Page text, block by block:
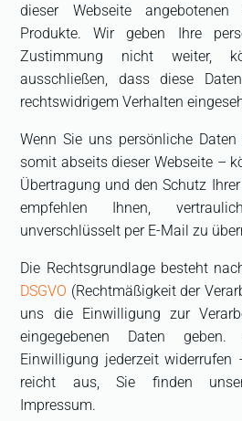
dieser Webseite angebotenen
Produkte. Wir geben Ihre
Zustimmung nicht weiter,
ausschließen, dass diese
rechtswidrigem Verhalten
Wenn Sie uns persönliche
somit abseits dieser Webseite –
Übertragung und den Schutz
empfehlen Ihnen,
unverschlüsselt per E-Mail zu
Die Rechtsgrundlage besteht
DSGVO (Rechtmäßigkeit der
uns die Einwilligung zur
eingegebenen Daten
Einwilligung jederzeit widerrufen
reicht aus, Sie finden
Impressum.